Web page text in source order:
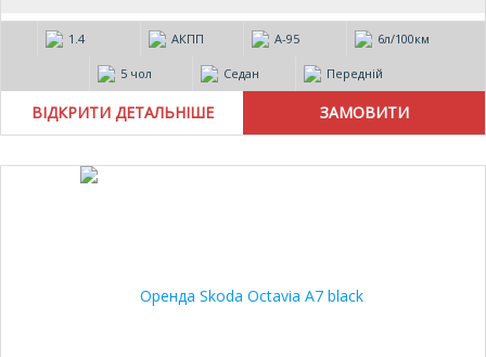
1.4 АКПП А-95 6л/100км
5 чол Седан Передній
ВІДКРИТИ ДЕТАЛЬНІШЕ